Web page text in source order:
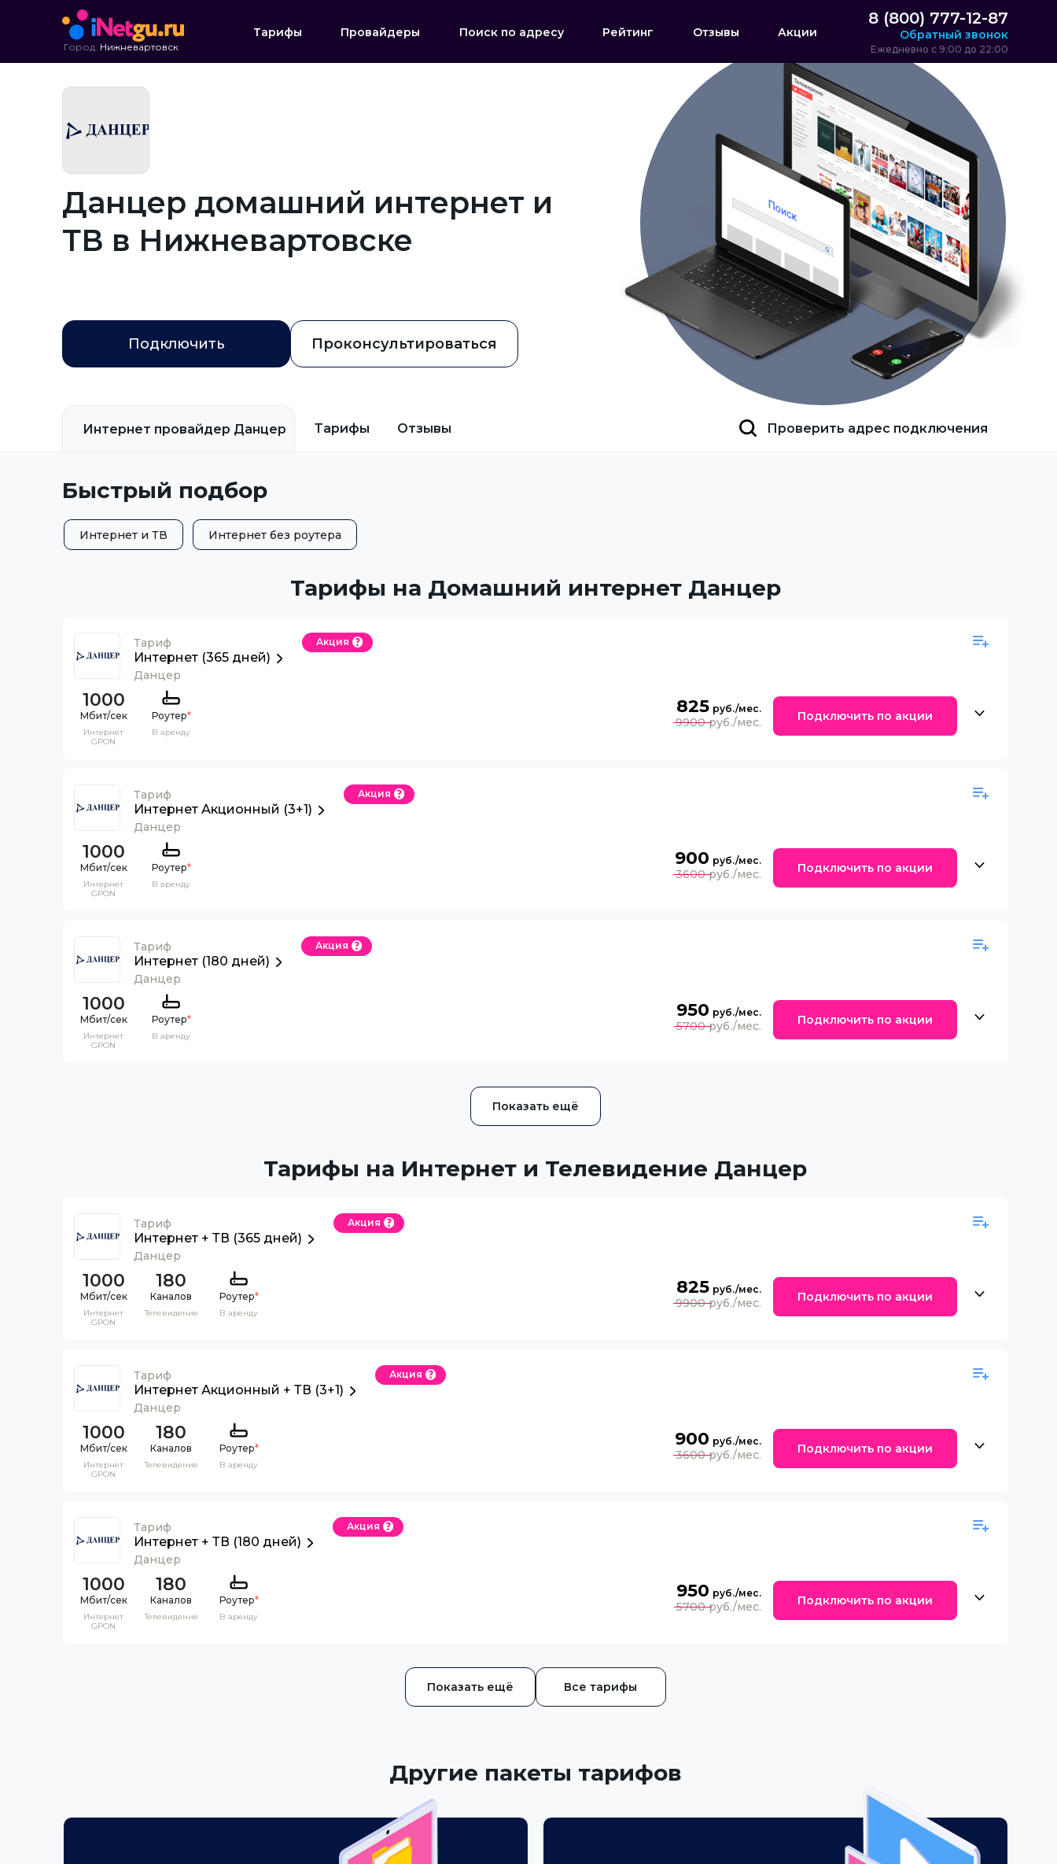
Город: Нижневартовск
Тарифы Провайдеры Поиск по адресу Рейтинг Отзывы Акции
8 (800) 777-12-87
Обратный звонок
Ежедневно с 9:00 до 22:00
Данцер домашний интернет и
ТВ в Нижневартовске
Подключить Проконсультироваться
Интернет провайдер Данцер Тарифы Отзывы Проверить адрес подключения
Быстрый подбор
Интернет и ТВ Интернет без роутера
Тарифы на Домашний интернет Данцер
Тариф
Интернет (365 дней)
Данцер
Акция
1000
Интернет
GPON
Роутер*
В аренду
825
9900 Подключить по акции
Тариф
Интернет Акционный (3+1)
Данцер
Акция
1000
Интернет
GPON
Роутер*
В аренду
900
3600 Подключить по акции
Тариф
Интернет (180 дней)
Данцер
Акция
1000
Интернет
GPON
Роутер*
В аренду
950
5700 Подключить по акции
Тарифы на Интернет и Телевидение Данцер
Тариф
Интернет + ТВ (365 дней)
Данцер
Акция
1000
Интернет
GPON
180
Каналов
Телевидение
Роутер*
В аренду
825
9900 Подключить по акции
Тариф
Интернет Акционный + ТВ (3+1)
Данцер
Акция
1000
Интернет
GPON
180
Каналов
Телевидение
Роутер*
В аренду
900
3600 Подключить по акции
Тариф
Интернет + ТВ (180 дней)
Данцер
Акция
1000
Интернет
GPON
180
Каналов
Телевидение
Роутер*
В аренду
950
5700 Подключить по акции
Все тарифы
Другие пакеты тарифов